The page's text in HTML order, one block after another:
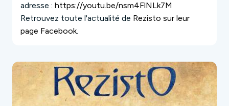
adresse : https://youtu.be/nsm4FlNLk7M
Retrouvez toute l'actualité de Rezisto sur leur
page Facebook.